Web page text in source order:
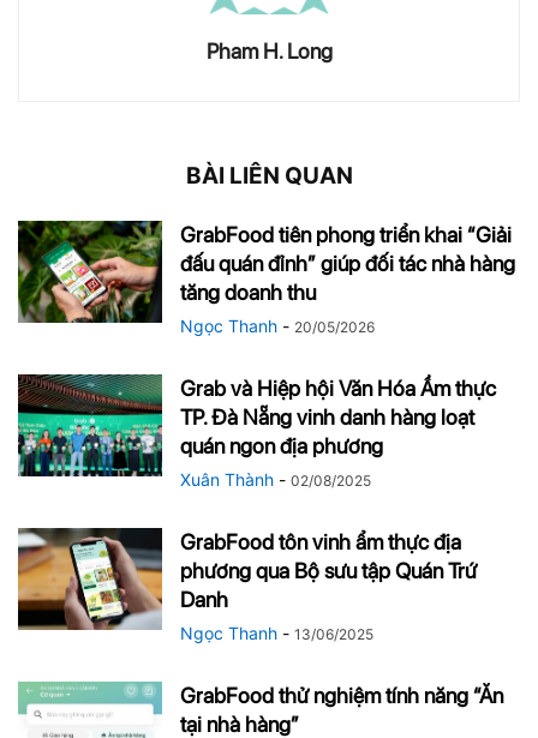
Pham H. Long
BÀI LIÊN QUAN
GrabFood tiên phong triển khai “Giải
đấu quán đỉnh” giúp đối tác nhà hàng
tăng doanh thu
Ngọc Thanh - 20/05/2026
Grab và Hiệp hội Văn Hóa Ẩm thực
TP. Đà Nẵng vinh danh hàng loạt
quán ngon địa phương
Xuân Thành - 02/08/2025
GrabFood tôn vinh ẩm thực địa
phương qua Bộ sưu tập Quán Trứ
Danh
Ngọc Thanh - 13/06/2025
GrabFood thử nghiệm tính năng “Ăn
tại nhà hàng”